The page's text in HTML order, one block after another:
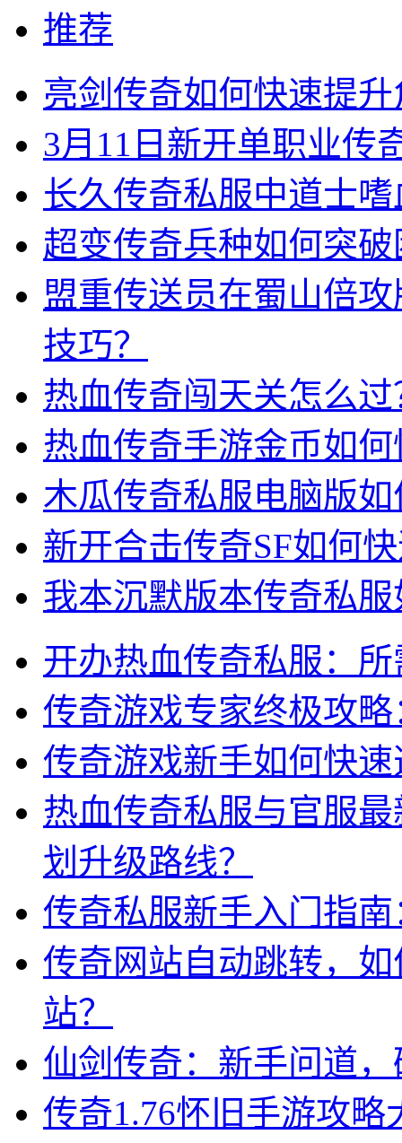
推荐
亮剑传奇如何快速提
3月11日新开单职业传
长久传奇私服中道士
超变传奇兵种如何突
盟重传送员在蜀山倍
技巧？
热血传奇闯天关怎么
热血传奇手游金币如
木瓜传奇私服电脑版
新开合击传奇SF如何
我本沉默版本传奇私
开办热血传奇私服：
传奇游戏专家终极攻
传奇游戏新手如何快
热血传奇私服与官服
划升级路线？
传奇私服新手入门指
传奇网站自动跳转，
站？
仙剑传奇：新手问道
传奇1.76怀旧手游攻